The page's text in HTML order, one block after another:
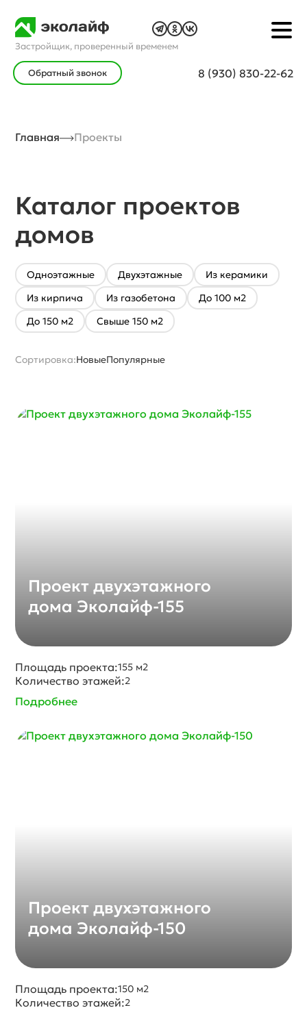
Застройщик, проверенный временем
Обратный звонок 8 (930) 830-22-62
Главная Проекты
Каталог проектов
домов
Одноэтажные Двухэтажные
Из керамики
Из кирпича
Из газобетона
До 100 м2
До 150 м2
Свыше 150 м2
Сортировка:НовыеПопулярные
Проект двухэтажного
дома Эколайф-155
Площадь проекта:155 м2
Количество этажей:2
Подробнее
Проект двухэтажного
дома Эколайф-150
Площадь проекта:150 м2
Количество этажей:2